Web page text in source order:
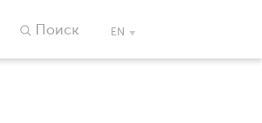
EN
Поиск